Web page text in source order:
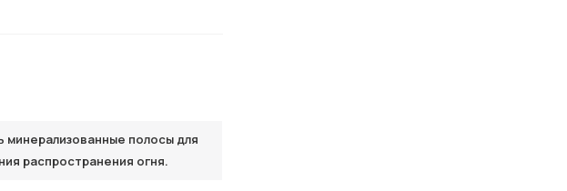
минерализованные полосы для
распространения огня.